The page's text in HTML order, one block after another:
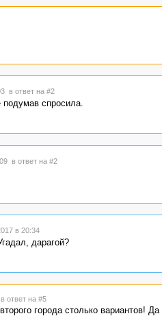
в ответ на #2
подумав спросила.
в ответ на #2
в 20:34
дарагой?
в ответ на #5
города столько вариантов!